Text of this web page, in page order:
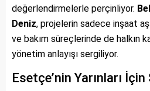
değerlendirmelerle perçinliyor.
Deniz, projelerin sadece inşaat
ve bakım süreçlerinde de halkın
yönetim anlayışı sergiliyor.
Esetçe’nin Yarınları